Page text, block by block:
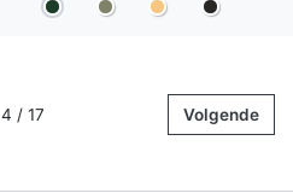
4 / 17 Volgende